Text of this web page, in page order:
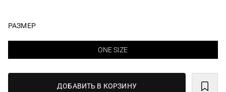
РАЗМЕР
ONE SIZE
ДОБАВИТЬ В КОРЗИНУ